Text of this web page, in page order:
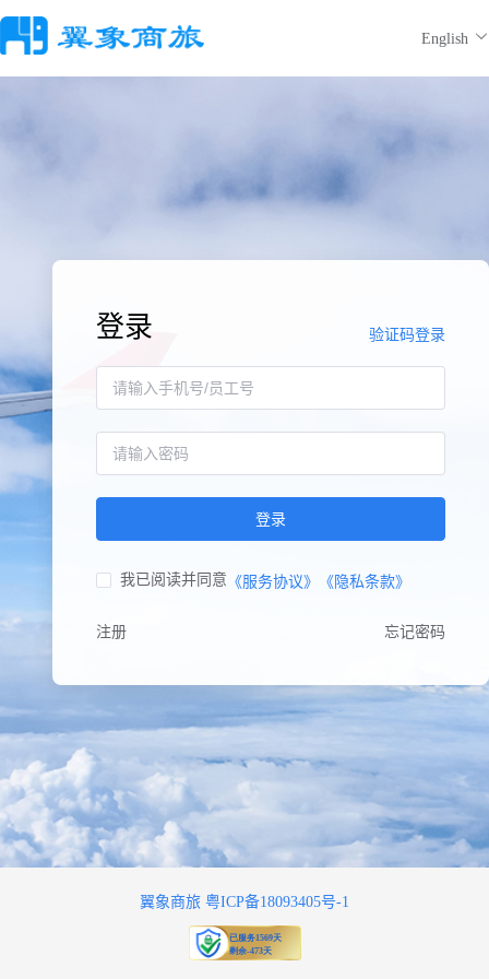
English
登录 验证码登录
登录
我已阅读并同意 《服务协议》 《隐私条款》
注册 忘记密码
翼象商旅 粤ICP备18093405号-1